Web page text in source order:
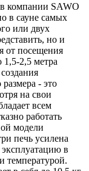
компании SAWO
в сауне самых
или двух
но и
от посещения
1,5-2,5 метра
- это
на свои
всем
работать
модели
печь усилена
в
температурой.